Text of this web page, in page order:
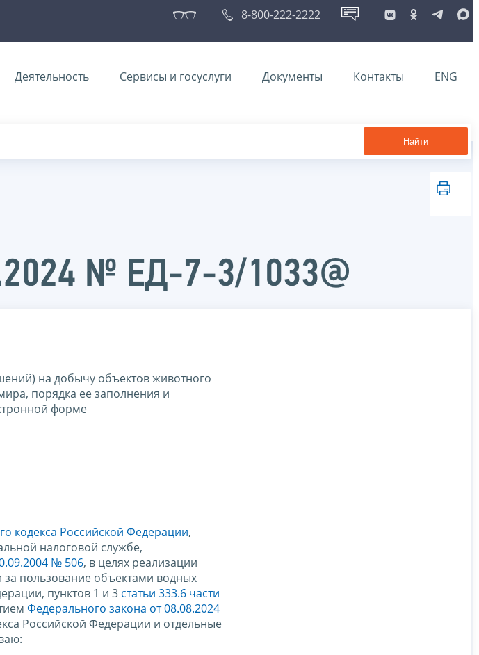
8-800-222-2222
Деятельность Сервисы и госуслуги Документы Контакты ENG
Найти
№ ЕД-7-3/1033@
на добычу объектов животного
порядка ее заполнения и
форме
кодекса Российской Федерации,
налоговой службе,
№ 506, в целях реализации
пользование объектами водных
пунктов 1 и 3 статьи 333.6 части
Федерального закона от 08.08.2024
Российской Федерации и отдельные